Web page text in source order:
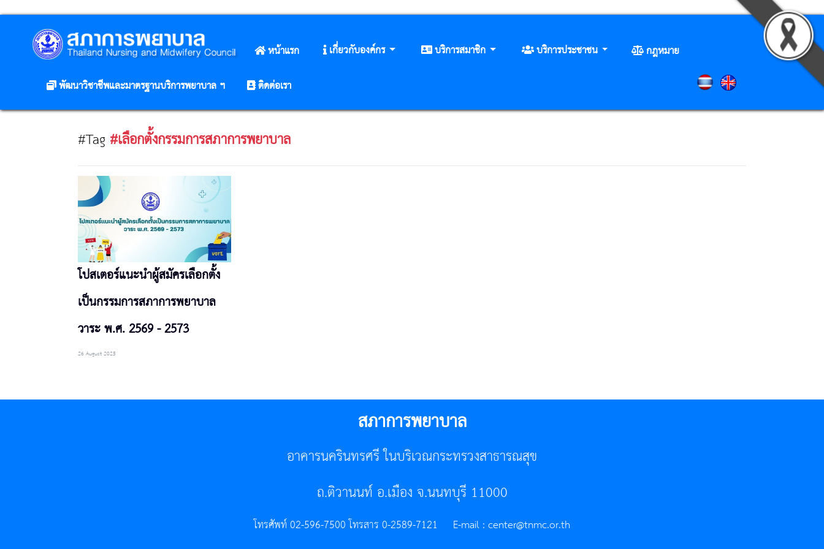
หน้าแรก เกี่ยวกับองค์กร บริการสมาชิก บริการประชาชน
กฎหมาย
พัฒนาวิชาชีพและมาตรฐานบริการพยาบาล ฯ
ติดต่อเรา
#Tag #เลือกตั้งกรรมการสภาการพยาบาล
โปสเตอร์แนะนำผู้สมัครเลือกตั้ง
เป็นกรรมการสภาการพยาบาล
วาระ พ.ศ. 2569 - 2573
26 August 2025
สภาการพยาบาล
อาคารนครินทรศรี ในบริเวณกระทรวงสาธารณสุข
ถ.ติวานนท์ อ.เมือง จ.นนทบุรี 11000
โทรศัพท์ 02-596-7500 โทรสาร 0-2589-7121 E-mail :center@tnmc.or.th